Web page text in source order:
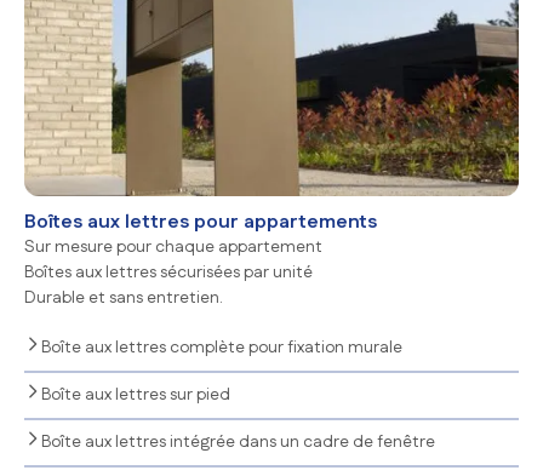
Boîtes aux lettres pour appartements
Sur mesure pour chaque appartement
Boîtes aux lettres sécurisées par unité
Durable et sans entretien.
Boîte aux lettres complète pour fixation murale
Boîte aux lettres sur pied
Boîte aux lettres intégrée dans un cadre de fenêtre